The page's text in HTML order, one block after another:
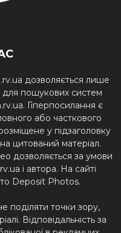
дозволяється лише
для пошукових систем
Гіперпосилання є
або часткового
у підзаголовку
цитований матеріал.
дозволяється за умови
і автора. На сайті
Deposit Photos.
поділяти точки зору,
Відповідальність за